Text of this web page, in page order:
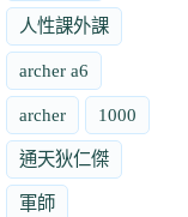
人性課外課
archer a6
archer 1000
通天狄仁傑
軍師